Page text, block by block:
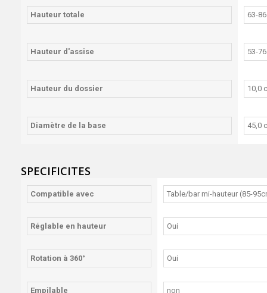
Hauteur totale 63-
Hauteur d'assise 53-
Hauteur du dossier 10,0
Diamètre de la base 45,0
SPECIFICITES
Compatible avec Table/bar mi-hauteur (85-
Réglable en hauteur Oui
Rotation à 360° Oui
Empilable non